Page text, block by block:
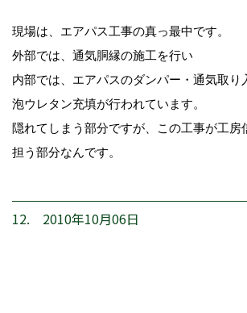
現場は、エアパス工事の真っ最中です。
外部では、通気胴縁の施工を行い
内部では、エアパスのダンパー・通気取り
泡ウレタン充填が行われています。
隠れてしまう部分ですが、この工事が工房
担う部分なんです。
12. 2010年10月06日